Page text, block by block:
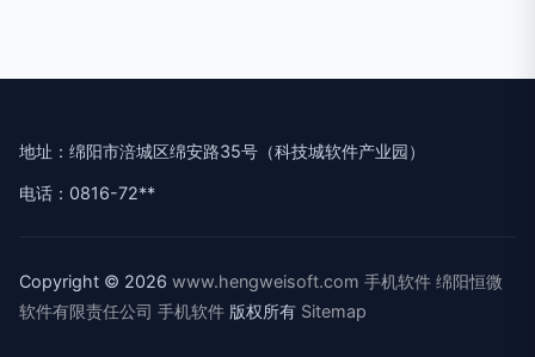
地址：绵阳市涪城区绵安路35号（科技城软件产业园）
电话：0816-72**
Copyright © 2026 www.hengweisoft.com 手机软件 绵阳恒微
软件有限责任公司 手机软件 版权所有 Sitemap